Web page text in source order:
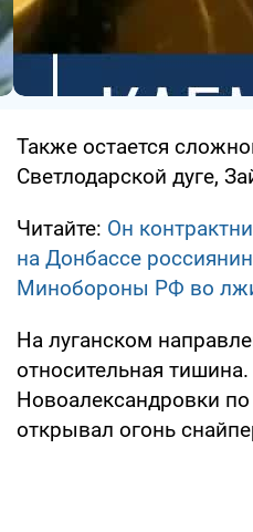
Также остается
Светлодарской дуге,
Читайте: Он
на Донбассе
Минобороны РФ во
На луганском
относительная
Новоалександровки
открывал огонь